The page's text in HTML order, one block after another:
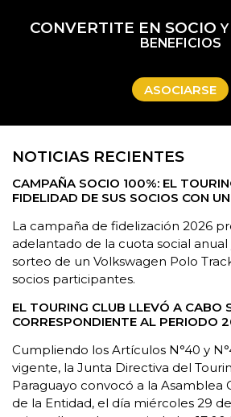
CONVERTITE EN SOCIO
BENEFICIOS
ASOCIARSE
NOTICIAS RECIENTES
CAMPAÑA SOCIO 100%: EL
FIDELIDAD DE SUS SOCIOS CON
La campaña de fidelización 2026
adelantado de la cuota social
sorteo de un Volkswagen Polo
socios participantes.
EL TOURING CLUB LLEVÓ A CABO
CORRESPONDIENTE AL PERIODO
Cumpliendo los Artículos N°40 y
vigente, la Junta Directiva del
Paraguayo convocó a la Asamblea
de la Entidad, el día miércoles 29